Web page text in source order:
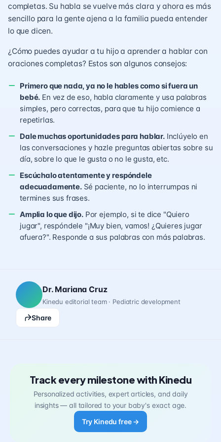
completas. Su habla se vuelve más clara y ahora es más
sencillo para la gente ajena a la familia pueda entender
lo que dicen.
¿Cómo puedes ayudar a tu hijo a aprender a hablar con
oraciones completas? Estos son algunos consejos:
Primero que nada, ya no le hables como si fuera un
bebé. En vez de eso, habla claramente y usa palabras
simples, pero correctas, para que tu hijo comience a
repetirlas.
Dale muchas oportunidades para hablar.Inclúyelo en
las conversaciones y hazle preguntas abiertas sobre su
día, sobre lo que le gusta o no le gusta, etc.
Escúchalo atentamente y respóndele
adecuadamente.Sé paciente, no lo interrumpas ni
termines sus frases.
Amplia lo que dijo.Por ejemplo, si te dice "Quiero
jugar", respóndele "¡Muy bien, vamos! ¿Quieres jugar
afuera?". Responde a sus palabras con más palabras.
Dr. Mariana Cruz
Kinedu editorial team · Pediatric development
Share
Track every milestone with Kinedu
Personalized activities, expert articles, and daily
insights — all tailored to your baby's exact age.
Try Kinedu free →